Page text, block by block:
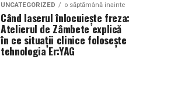
UNCATEGORIZED o săptămână inainte
Când laserul înlocuiește freza:
Atelierul de Zâmbete explică
în ce situații clinice folosește
tehnologia Er:YAG